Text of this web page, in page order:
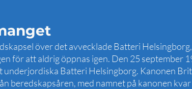
över det avvecklade Batteri
för att aldrig öppnas igen. Den 25 september
underjordiska Batteri Helsingborg. Kanonen
beredskapsåren, med namnet på kanonen